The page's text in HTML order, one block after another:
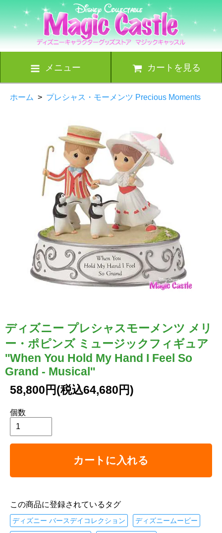
メニュー カートを見る
ホーム > プレシャス・モーメンツ Precious Moments
ディズニー プレシャスモーメンツ メリ
ー・ポピンズ ミュージックフィギュア
''When You Hold My Hand I Feel So
Grand - Musical''
58,800円(税込64,680円)
個数
カートに入れる
この商品に登録されているタグ
ディズニー バースデイコレクション ディズニームービー